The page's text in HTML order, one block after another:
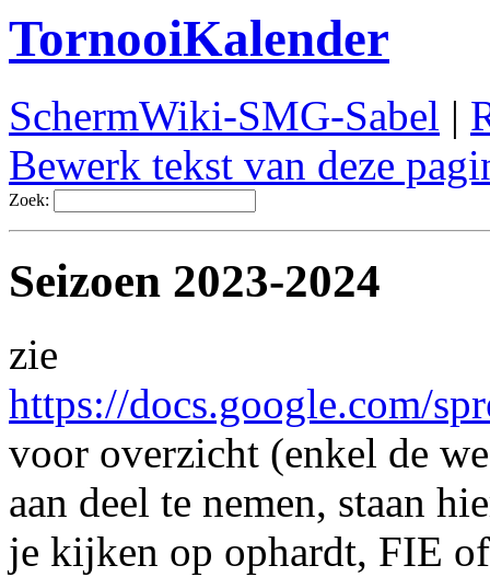
TornooiKalender
SchermWiki-SMG-Sabel |
Bewerk tekst van deze
Zoek:
Seizoen 2023-2024
zie
https://docs.google.com/
voor overzicht (enkel de
aan deel te nemen, staan
je kijken op ophardt, FIE